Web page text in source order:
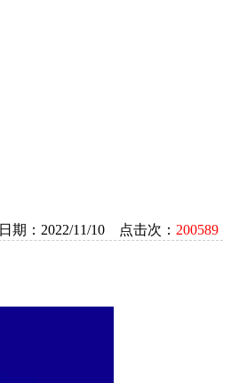
：2022/11/10 点击次： 200589